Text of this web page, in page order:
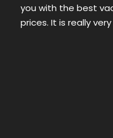
you with the best
prices. It is really